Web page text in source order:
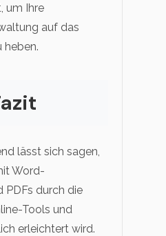
um Ihre
auf das
heben.
lässt sich sagen,
Word-
PDFs durch die
Tools und
erleichtert wird.